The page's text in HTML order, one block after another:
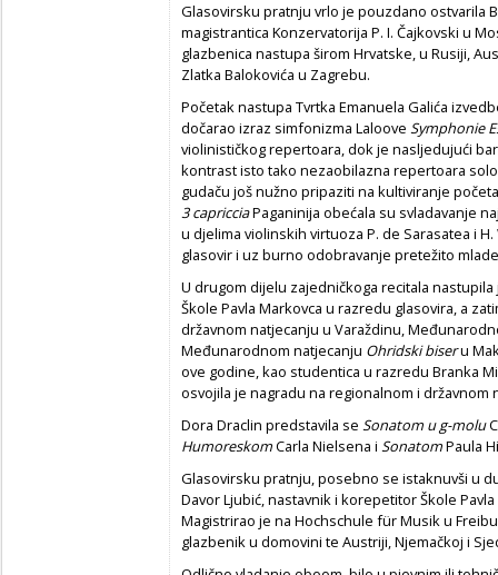
Glasovirsku pratnju vrlo je pouzdano ostvarila
magistrantica Konzervatorija P. I. Čajkovski u
glazbenica nastupa širom Hrvatske, u Rusiji,
Zlatka Balokovića u Zagrebu.
Početak nastupa Tvrtka Emanuela Galića
dočarao izraz simfonizma Laloove Symphonie
violinističkog repertoara, dok je nasljedujući
kontrast isto tako nezaobilazna repertoara
gudaču još nužno pripaziti na kultiviranje
3 capricciaPaganinija obećala su svladavanje
u djelima violinskih virtuoza P. de Sarasatea i
glasovir i uz burno odobravanje pretežito
U drugom dijelu zajedničkoga recitala
Škole Pavla Markovca u razredu glasovira, a
državnom natjecanju u Varaždinu,
Međunarodnom natjecanju Ohridski biseru
ove godine, kao studentica u razredu Branka
osvojila je nagradu na regionalnom i državnom
Dora Draclin predstavila se Sonatom u g-molu
HumoreskomCarla Nielsena i SonatomPaula
Glasovirsku pratnju, posebno se istaknuvši u
Davor Ljubić, nastavnik i korepetitor Škole
Magistrirao je na Hochschule für Musik u
glazbenik u domovini te Austriji, Njemačkoj i